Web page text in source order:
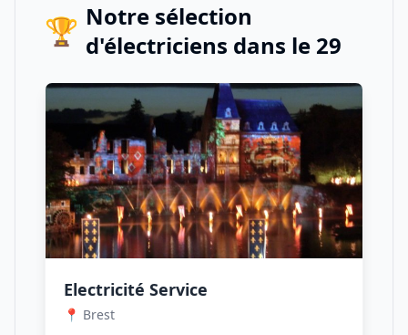
🏆 Notre sélection
d'électriciens dans le 29
Electricité Service
📍 Brest